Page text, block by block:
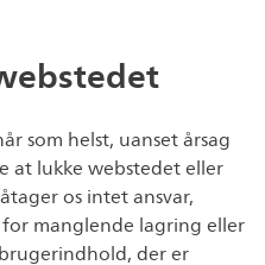
som helst, uanset årsag
at lukke webstedet eller
os intet ansvar,
manglende lagring eller
der er